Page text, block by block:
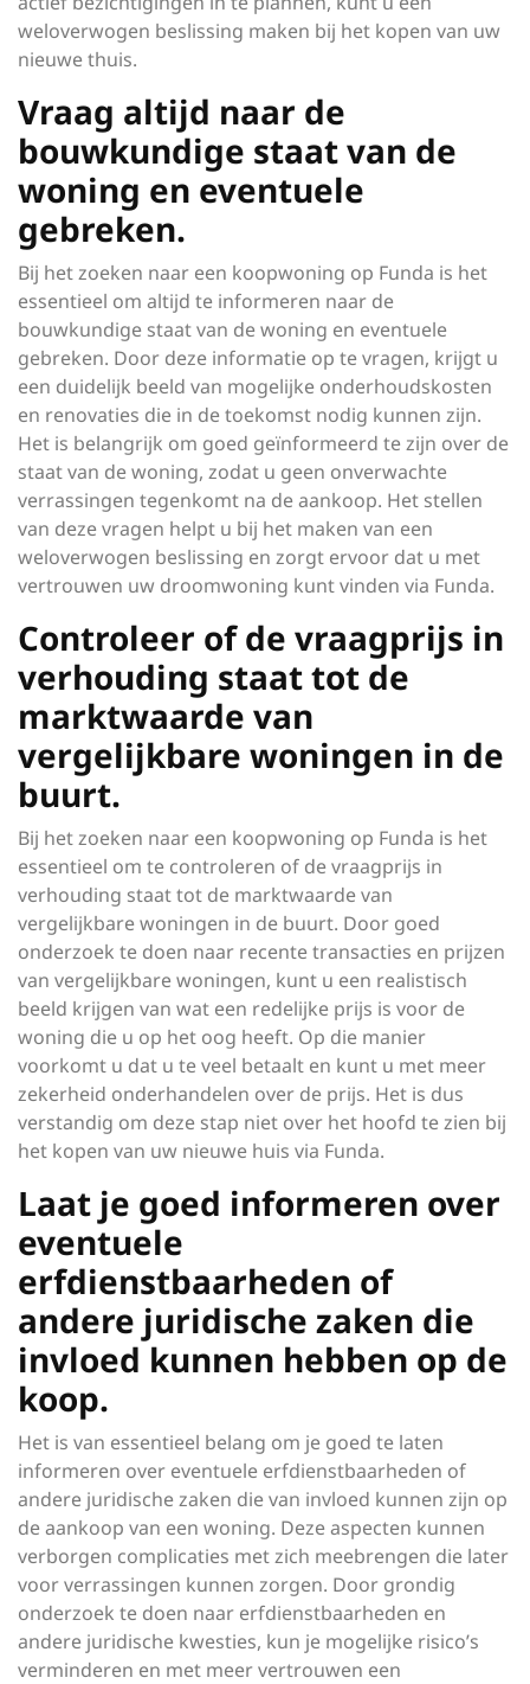
weloverwogen beslissing maken bij het kopen van uw
nieuwe thuis.
Vraag altijd naar de
bouwkundige staat van de
woning en eventuele
gebreken.
Bij het zoeken naar een koopwoning op Funda is het
essentieel om altijd te informeren naar de
bouwkundige staat van de woning en eventuele
gebreken. Door deze informatie op te vragen, krijgt u
een duidelijk beeld van mogelijke onderhoudskosten
en renovaties die in de toekomst nodig kunnen zijn.
Het is belangrijk om goed geïnformeerd te zijn over de
staat van de woning, zodat u geen onverwachte
verrassingen tegenkomt na de aankoop. Het stellen
van deze vragen helpt u bij het maken van een
weloverwogen beslissing en zorgt ervoor dat u met
vertrouwen uw droomwoning kunt vinden via Funda.
Controleer of de vraagprijs in
verhouding staat tot de
marktwaarde van
vergelijkbare woningen in de
buurt.
Bij het zoeken naar een koopwoning op Funda is het
essentieel om te controleren of de vraagprijs in
verhouding staat tot de marktwaarde van
vergelijkbare woningen in de buurt. Door goed
onderzoek te doen naar recente transacties en prijzen
van vergelijkbare woningen, kunt u een realistisch
beeld krijgen van wat een redelijke prijs is voor de
woning die u op het oog heeft. Op die manier
voorkomt u dat u te veel betaalt en kunt u met meer
zekerheid onderhandelen over de prijs. Het is dus
verstandig om deze stap niet over het hoofd te zien bij
het kopen van uw nieuwe huis via Funda.
Laat je goed informeren over
eventuele
erfdienstbaarheden of
andere juridische zaken die
invloed kunnen hebben op de
koop.
Het is van essentieel belang om je goed te laten
informeren over eventuele erfdienstbaarheden of
andere juridische zaken die van invloed kunnen zijn op
de aankoop van een woning. Deze aspecten kunnen
verborgen complicaties met zich meebrengen die later
voor verrassingen kunnen zorgen. Door grondig
onderzoek te doen naar erfdienstbaarheden en
andere juridische kwesties, kun je mogelijke risico’s
verminderen en met meer vertrouwen een